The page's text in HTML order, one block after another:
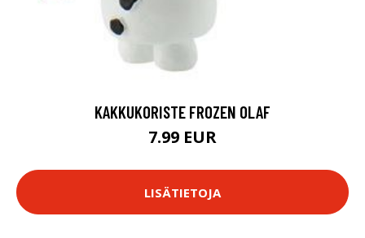
KAKKUKORISTE FROZEN OLAF
7.99 EUR
LISÄTIETOJA